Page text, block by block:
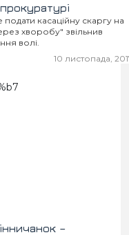
касаційну скаргу на
хворобу" звільнив
волі.
10 листопада,
–